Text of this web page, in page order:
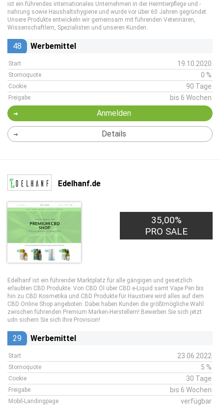
ist ein führendes internationales Unternehmen in der Heimtierpflege und -
nahrung sowie Haushaltshygiene und wurde vor über 60 Jahren gegründet.
Unsere Produkte entwickeln wir gemeinsam mit führenden Veterinären,
Wissenschaftlern, Spezialisten und unseren Kunden.
48 Werbemittel
Start 19.10.2020
Stornoquote 0 %
Cookie 90 Tage
Freigabe bis 6 Wochen
Anmelden
Details
Edelhanf.de
35,00%
PRO SALE
Edelhanf ist ein führender Marktplatz für alle gängigen und gesetzlich
erlaubten CBD Produkte. Von CBD Öl über CBD e-Liquid samt Vape Pen bis
hin zu CBD Kosmetika und CBD Produkte für Haustiere wird alles auf dem
CBD Online Shop angeboten. Dabei haben Kunden die größtmögliche Wahl
zwischen führenden Premium Marken-Herstellern! Bewerben Sie sich jetzt
udn sichern Sie sich Ihre Provision!
29 Werbemittel
Start 23.06.2022
Stornoquote 5 %
Cookie 30 Tage
Freigabe bis 6 Wochen
Mobil-Landingpage verfügbar